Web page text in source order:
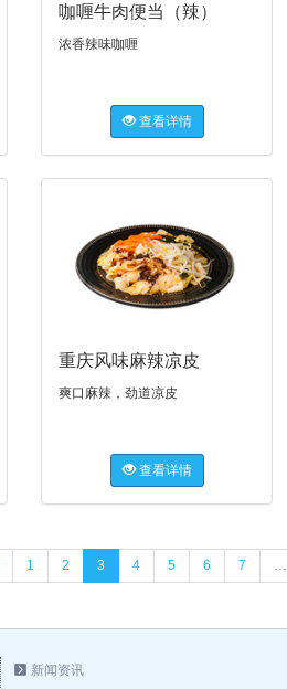
咖喱牛肉便当（辣）
浓香辣味咖喱
查看详情
重庆风味麻辣凉皮
爽口麻辣，劲道凉皮
查看详情
1 2 3 4 5 6 7 …
新闻资讯